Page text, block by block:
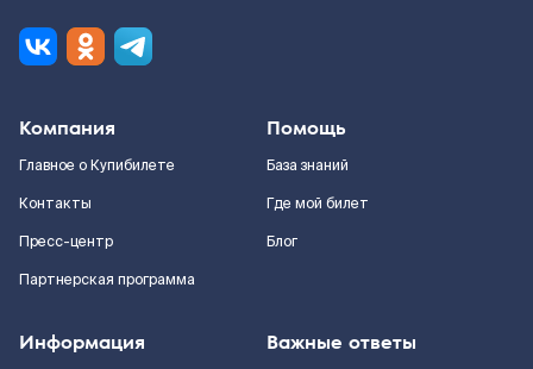
Компания
Главное о Купибилете
Контакты
Пресс-центр
Партнерская программа
Помощь
База знаний
Где мой билет
Блог
Информация Важные ответы